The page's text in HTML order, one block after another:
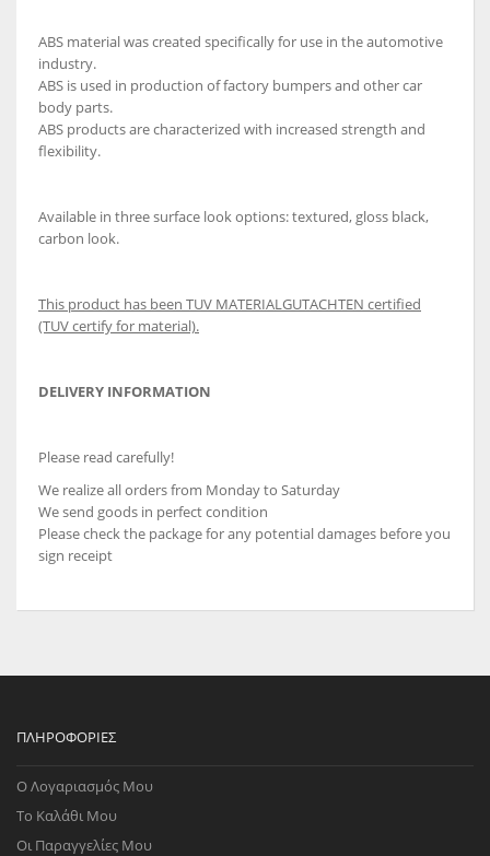
ABS material was created specifically for use in the automotive
industry.
ABS is used in production of factory bumpers and other car
body parts.
ABS products are characterized with increased strength and
flexibility.
Available in three surface look options: textured, gloss black,
carbon look.
This product has been TUV MATERIALGUTACHTEN certified
(TUV certify for material).
DELIVERY INFORMATION
Please read carefully!
We realize all orders from Monday to Saturday
We send goods in perfect condition
Please check the package for any potential damages before you
sign receipt
ΠΛΗΡΟΦΟΡΊΕΣ
Ο Λογαριασμός Μου
Το Καλάθι Μου
Οι Παραγγελίες Μου